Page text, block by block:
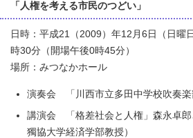
「人権を考える市民のつどい」
日時：平成21（2009）年12月6日（日曜
時30分（開場午後0時45分）
場所：みつなかホール
演奏会 「川西市立多田中学校吹奏楽
講演会 「格差社会と人権」森永卓郎
獨協大学経済学部教授）